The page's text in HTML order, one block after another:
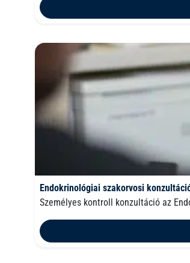
Endokrinológiai szakorvosi
Személyes kontroll konzultáció az